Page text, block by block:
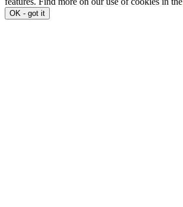
OK - got it